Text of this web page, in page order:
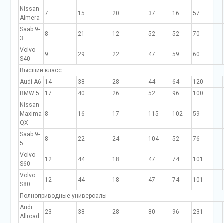
Nissan
Almera
7 15 20 37 16 57
Saab 9-
3
8 21 12 52 52 70
Volvo
S40
9 29 22 47 59 60
Высший класс
Audi A6
14 38 28 44 64 120
BMW 5
17 40 26 52 96 100
Nissan
Maxima
QX
8 16 17 115 102 59
Saab 9-
5
8 22 24 104 52 76
Volvo
S60
12 44 18 47 74 101
Volvo
S80
12 44 18 47 74 101
Полноприводные универсалы
Audi
Allroad
23 38 28 80 96 231